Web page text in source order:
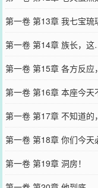
第一卷 第13章 我七宝
第一卷 第14章 族长，
第一卷 第15章 各方反应
第一卷 第16章 本座今天
第一卷 第17章 不知道的
第一卷 第18章 你们今天
第一卷 第19章 洞房！